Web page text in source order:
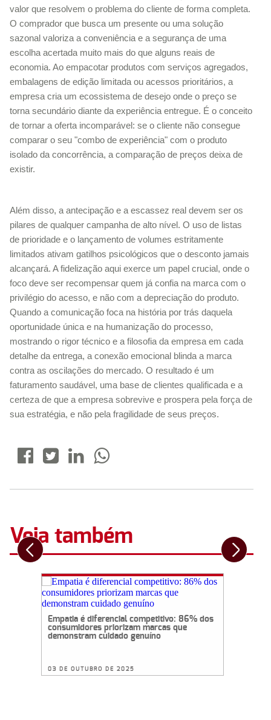
valor que resolvem o problema do cliente de forma completa.
O comprador que busca um presente ou uma solução
sazonal valoriza a conveniência e a segurança de uma
escolha acertada muito mais do que alguns reais de
economia. Ao empacotar produtos com serviços agregados,
embalagens de edição limitada ou acessos prioritários, a
empresa cria um ecossistema de desejo onde o preço se
torna secundário diante da experiência entregue. É o conceito
de tornar a oferta incomparável: se o cliente não consegue
comparar o seu "combo de experiência" com o produto
isolado da concorrência, a comparação de preços deixa de
existir.
Além disso, a antecipação e a escassez real devem ser os
pilares de qualquer campanha de alto nível. O uso de listas
de prioridade e o lançamento de volumes estritamente
limitados ativam gatilhos psicológicos que o desconto jamais
alcançará. A fidelização aqui exerce um papel crucial, onde o
foco deve ser recompensar quem já confia na marca com o
privilégio do acesso, e não com a depreciação do produto.
Quando a comunicação foca na história por trás daquela
oportunidade única e na humanização do processo,
mostrando o rigor técnico e a filosofia da empresa em cada
detalhe da entrega, a conexão emocional blinda a marca
contra as oscilações do mercado. O resultado é um
faturamento saudável, uma base de clientes qualificada e a
certeza de que a empresa sobrevive e prospera pela força de
sua estratégia, e não pela fragilidade de seus preços.
Veja também
Empatia é diferencial competitivo: 86% dos
consumidores priorizam marcas que
demonstram cuidado genuíno
03 DE OUTUBRO DE 2025